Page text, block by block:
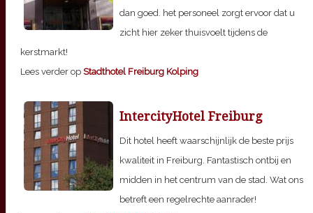
dan goed. het personeel zorgt ervoor dat u
zicht hier zeker thuisvoelt tijdens de
kerstmarkt!
Lees verder op Stadthotel Freiburg Kolping
IntercityHotel Freiburg
Dit hotel heeft waarschijnlijk de beste prijs
kwaliteit in Freiburg. Fantastisch ontbij en
midden in het centrum van de stad. Wat ons
betreft een regelrechte aanrader!